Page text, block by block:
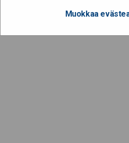
Muokkaa